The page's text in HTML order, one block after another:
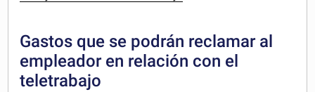
Gastos que se podrán reclamar al
empleador en relación con el
teletrabajo